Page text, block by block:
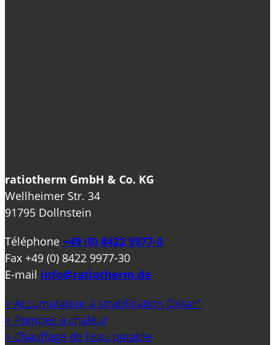
ratiotherm GmbH & Co. KG
Wellheimer Str. 34
91795 Dollnstein
Téléphone +49 (0) 8422 9977-0
Fax +49 (0) 8422 9977-30
E-mail info@ratiotherm.de
> Accumulateur à stratification Oskar°
> Pompes à chaleur
> Chauffage de l’eau potable